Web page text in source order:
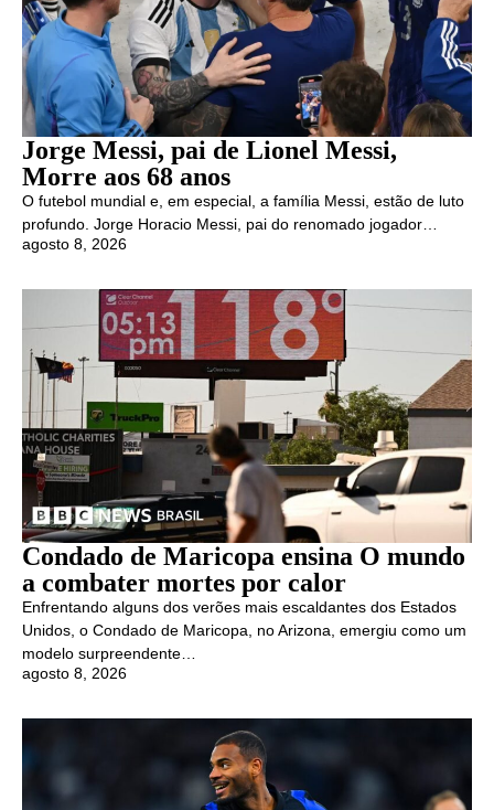
Jorge Messi, pai de Lionel Messi,
Morre aos 68 anos
O futebol mundial e, em especial, a família Messi, estão de luto
profundo. Jorge Horacio Messi, pai do renomado jogador…
agosto 8, 2026
Condado de Maricopa ensina O mundo
a combater mortes por calor
Enfrentando alguns dos verões mais escaldantes dos Estados
Unidos, o Condado de Maricopa, no Arizona, emergiu como um
modelo surpreendente…
agosto 8, 2026